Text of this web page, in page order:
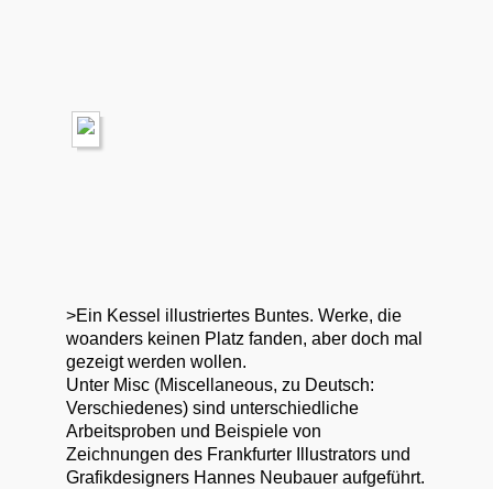
>Ein Kessel illustriertes Buntes. Werke, die
woanders keinen Platz fanden, aber doch mal
gezeigt werden wollen.
Unter Misc (Miscellaneous, zu Deutsch:
Verschiedenes) sind unterschiedliche
Arbeitsproben und Beispiele von
Zeichnungen des Frankfurter Illustrators und
Grafikdesigners Hannes Neubauer aufgeführt.